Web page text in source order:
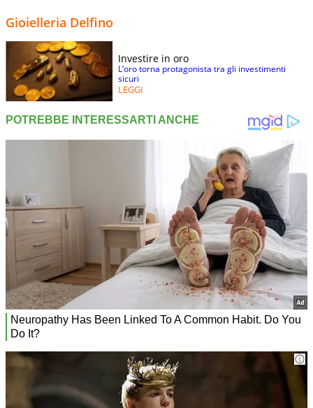
Gioielleria Delfino
Investire in oro
L’oro torna protagonista tra gli investimenti
sicuri
LEGGI